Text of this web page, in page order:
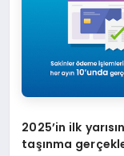
2025’in ilk
taşınma